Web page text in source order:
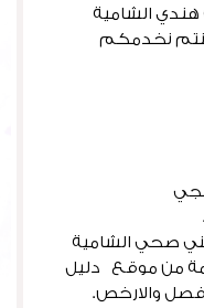
الشامية
كنتم نخدمكم
صحي الشامية
من موقع دليل
والارخص.